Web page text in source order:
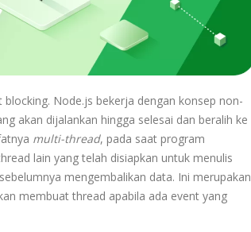
Node.js bekerja dengan konsep non-
akan dijalankan hingga selesai dan beralih ke
multi-thread, pada saat program
lain yang telah disiapkan untuk menulis
mengembalikan data. Ini merupakan
membuat thread apabila ada event yang